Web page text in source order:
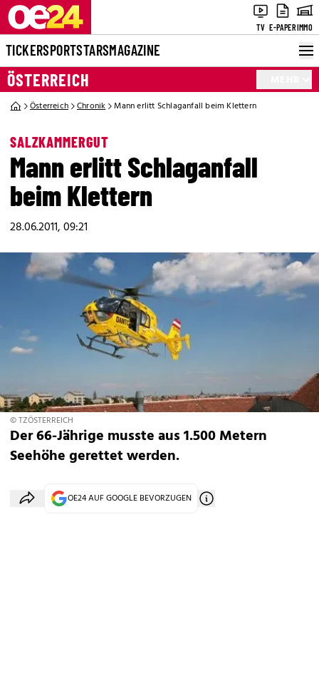
TV E-PAPERIMMO
TICKERSPORTSTARSMAGAZINE
ÖSTERREICH
Österreich Chronik Mann erlitt Schlaganfall beim Klettern
SALZKAMMERGUT
Mann erlitt Schlaganfall
beim Klettern
28.06.2011, 09:21
© TZÖSTERREICH
Der 66-Jährige musste aus 1.500 Metern
Seehöhe gerettet werden.
OE24 AUF GOOGLE BEVORZUGEN